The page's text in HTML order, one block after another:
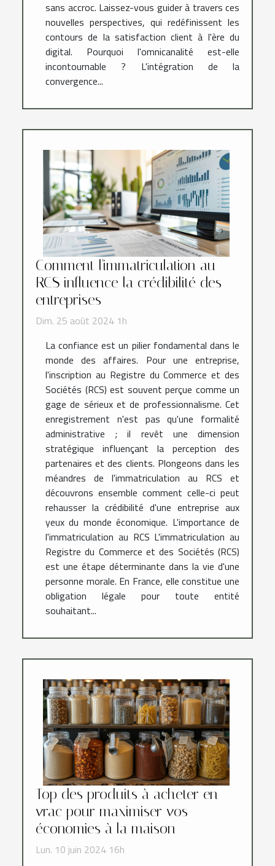
sans accroc. Laissez-vous guider à travers ces
nouvelles perspectives, qui redéfinissent les
contours de la satisfaction client à l'ère du
digital. Pourquoi l'omnicanalité est-elle
incontournable ? L'intégration de la
convergence...
Comment l'immatriculation au
RCS influence la crédibilité des
entreprises
Dim. 25 août 2024 1h
La confiance est un pilier fondamental dans le
monde des affaires. Pour une entreprise,
l'inscription au Registre du Commerce et des
Sociétés (RCS) est souvent perçue comme un
gage de sérieux et de professionnalisme. Cet
enregistrement n'est pas qu'une formalité
administrative ; il revêt une dimension
stratégique influençant la perception des
partenaires et des clients. Plongeons dans les
méandres de l'immatriculation au RCS et
découvrons ensemble comment celle-ci peut
rehausser la crédibilité d'une entreprise aux
yeux du monde économique. L'importance de
l'immatriculation au RCS L'immatriculation au
Registre du Commerce et des Sociétés (RCS)
est une étape déterminante dans la vie d'une
personne morale. En France, elle constitue une
obligation légale pour toute entité
souhaitant...
Top des produits à acheter en
vrac pour maximiser vos
économies à la maison
Lun. 10 juin 2024 16h